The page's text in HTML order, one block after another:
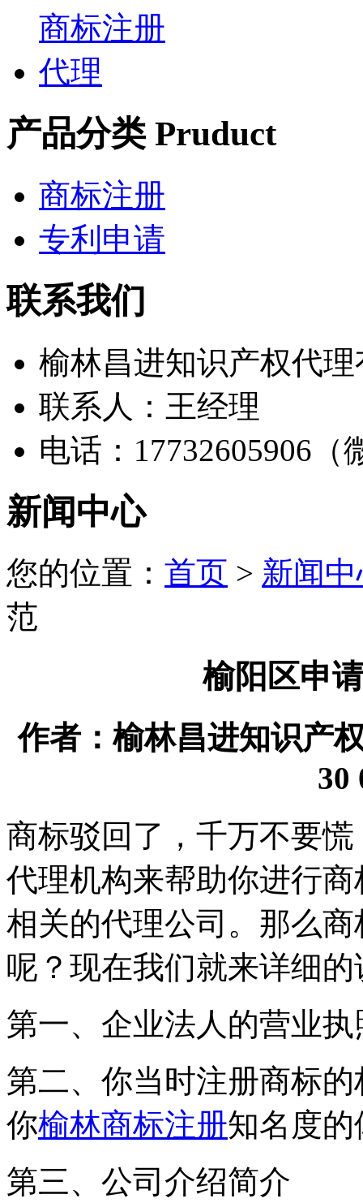
产品分类 Pruduct
商标注册
专利申请
联系我们
榆林昌进知识产权代
联系人：王经理
电话：17732605906（
新闻中心
您的位置： 首页 > 新闻
范
榆阳区申
作者：榆林昌进知识产
30
商标驳回了，千万不要
代理机构来帮助你进行
相关的代理公司。那么
呢？现在我们就来详细
第一、企业法人的营业
第二、你当时注册商标
你榆林商标注册知名度的
第三、公司介绍简介